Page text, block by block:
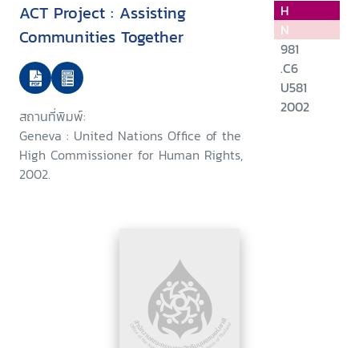
ACT Project : Assisting
Communities Together
สถานที่พิมพ์:
Geneva : United Nations Office of the
High Commissioner for Human Rights,
2002.
H
N
981
.C6
U581
2002